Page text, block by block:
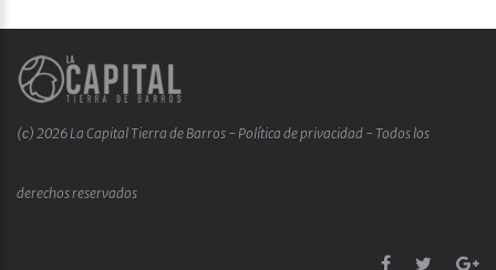
(с) 2026La Capital Tierra de Barros - Política de privacidad - Todos los
derechos reservados